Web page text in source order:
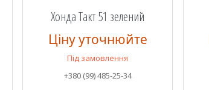
Хонда Такт 51 зелений
Ціну уточнюйте
Під замовлення
+380 (99) 485-25-34